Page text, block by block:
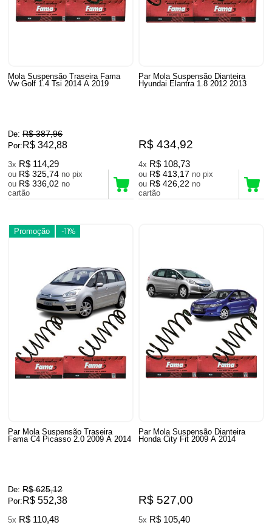
Mola Suspensão Traseira Fama
Vw Golf 1.4 Tsi 2014 A 2019
De: R$ 387,96
Por: R$ 342,88
3x R$ 114,29
ou R$ 325,74
no pix
ou R$ 336,02 no
cartão
Par Mola Suspensão Dianteira
Hyundai Elantra 1.8 2012 2013
R$ 434,92
4x R$ 108,73
ou R$ 413,17
no pix
ou R$ 426,22 no
cartão
Promoção -11%
Par Mola Suspensão Traseira
Fama C4 Picasso 2.0 2009 A 2014
De: R$ 625,12
Por: R$ 552,38
5x R$ 110,48
Par Mola Suspensão Dianteira
Honda City Fit 2009 A 2014
R$ 527,00
5x R$ 105,40